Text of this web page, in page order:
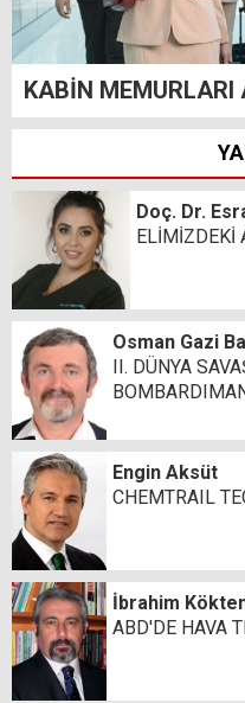
KABİN MEMURLARI
Doç. Dr.
ELİMİZDEKİ
Osman Gazi
II. DÜNYA
Engin Aksüt
CHEMTRAIL
İbrahim
ABD'DE HAVA